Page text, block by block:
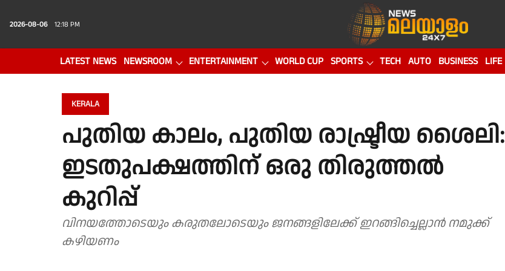
2026-08-06 12:18 PM
LATEST NEWS NEWSROOM ENTERTAINMENT WORLD CUP SPORTS TECH AUTO BUSINESS LIFE
KERALA
പുതിയ കാലം, പുതിയ രാഷ്ട്രീയ ശൈലി:
ഇടതുപക്ഷത്തിന് ഒരു തിരുത്തൽ
കുറിപ്പ്
വിനയത്തോടെയും കരുതലോടെയും ജനങ്ങളിലേക്ക് ഇറങ്ങിച്ചെല്ലാൻ നമുക്ക്
കഴിയണം